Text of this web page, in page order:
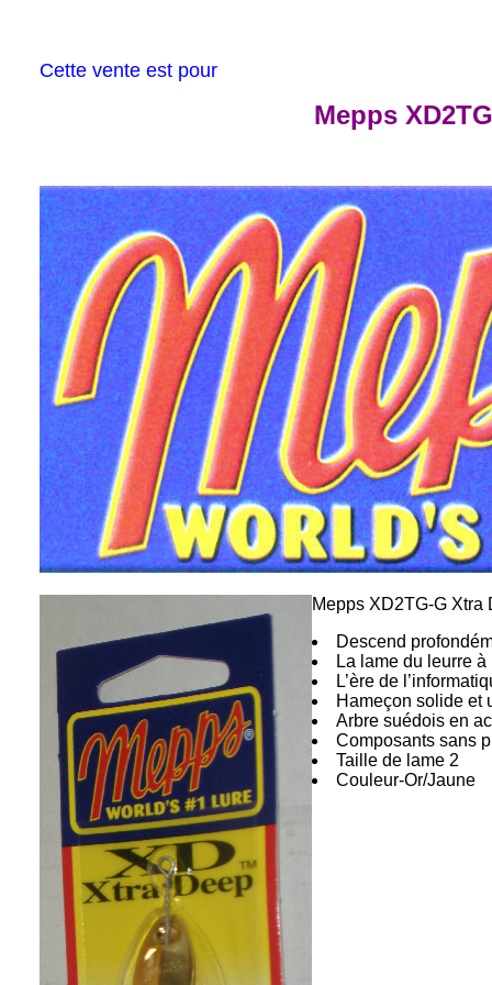
Cette vente est pour
Mepps
Mepps XD2TG-G
Descend
La lame du leurre
L’ère de
Hameçon solide et
Arbre suédois en
Composants sans
Taille de lame 2
Couleur-Or/Jaune